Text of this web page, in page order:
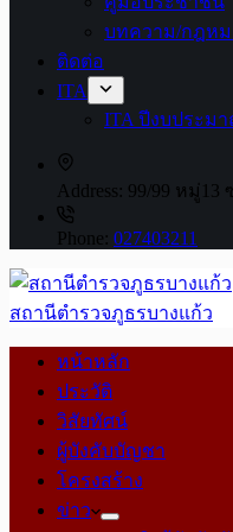
บทความ/กฎหม
ติดต่อ
ITA
ITA ปีงบประมา
Address: 99/99 หมู่13
Phone: 027403211
สถานีตำรวจภูธรบางแก้ว
หน้าหลัก
ประวัติ
วิสัยทัศน์
ผู้บังคับบัญชา
โครงสร้าง
ข่าว